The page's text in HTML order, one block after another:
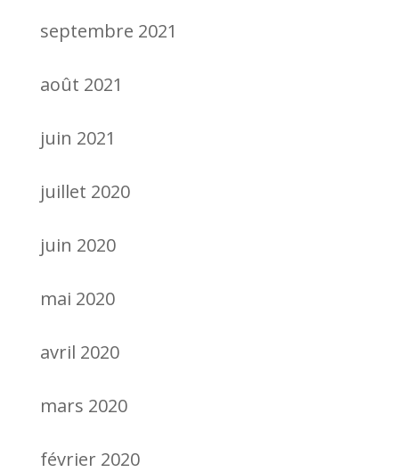
septembre 2021
août 2021
juin 2021
juillet 2020
juin 2020
mai 2020
avril 2020
mars 2020
février 2020